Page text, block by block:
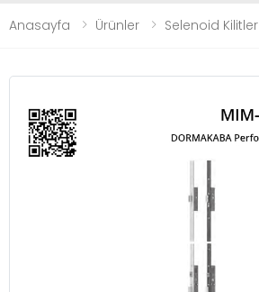
Anasayfa Ürünler Selenoid Kilitler